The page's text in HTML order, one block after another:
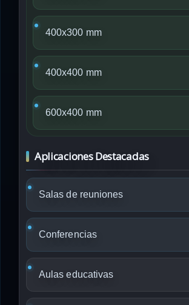
400x300 mm
400x400 mm
600x400 mm
Aplicaciones Destacadas
Salas de reuniones
Conferencias
Aulas educativas